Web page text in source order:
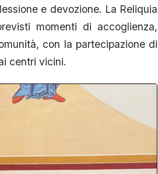
e devozione. La Reliquia
momenti di accoglienza,
con la partecipazione di
centri vicini.